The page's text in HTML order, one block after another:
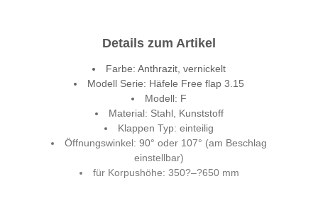
Details zum Artikel
Farbe: Anthrazit, vernickelt
Modell Serie: Häfele Free flap 3.15
Modell: F
Material: Stahl, Kunststoff
Klappen Typ: einteilig
Öffnungswinkel: 90° oder 107° (am Beschlag
einstellbar)
für Korpushöhe: 350?–?650 mm